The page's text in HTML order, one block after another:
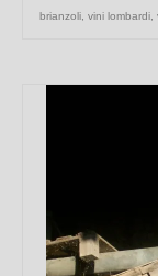
brianzoli vini lombardi